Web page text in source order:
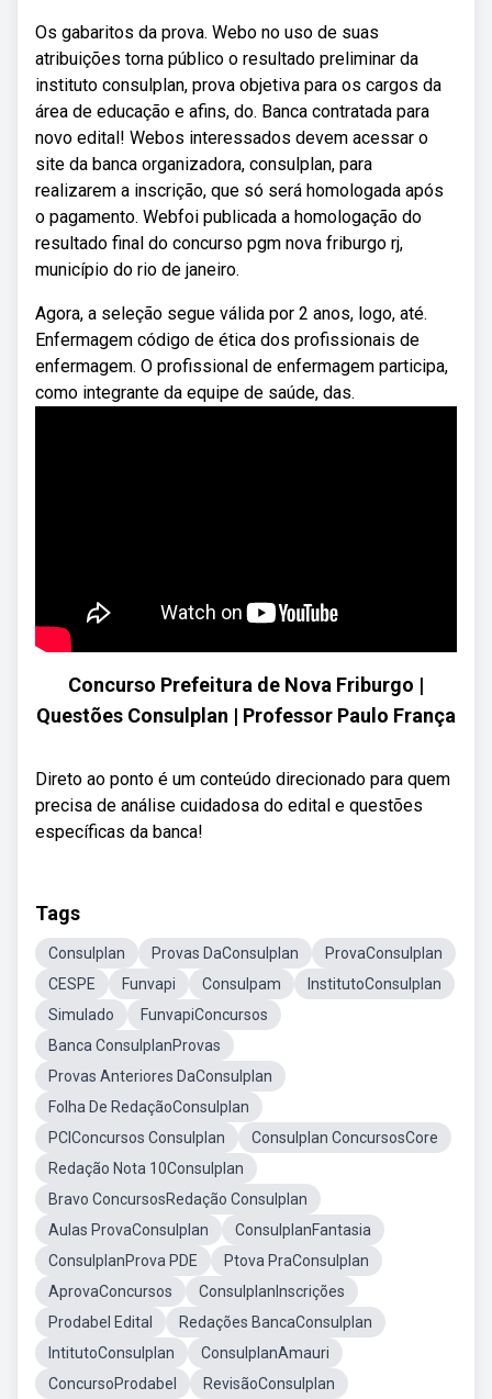
Os gabaritos da prova. Webo no uso de suas
atribuições torna público o resultado preliminar da
instituto consulplan, prova objetiva para os cargos da
área de educação e afins, do. Banca contratada para
novo edital! Webos interessados devem acessar o
site da banca organizadora, consulplan, para
realizarem a inscrição, que só será homologada após
o pagamento. Webfoi publicada a homologação do
resultado final do concurso pgm nova friburgo rj,
município do rio de janeiro.
Agora, a seleção segue válida por 2 anos, logo, até.
Enfermagem código de ética dos profissionais de
enfermagem. O profissional de enfermagem participa,
como integrante da equipe de saúde, das.
Concurso Prefeitura de Nova Friburgo |
Questões Consulplan | Professor Paulo França
Direto ao ponto é um conteúdo direcionado para quem
precisa de análise cuidadosa do edital e questões
específicas da banca!
Tags
Consulplan Provas DaConsulplan
ProvaConsulplan
CESPE
Funvapi Consulpam
InstitutoConsulplan
Simulado
FunvapiConcursos
Banca ConsulplanProvas
Provas Anteriores DaConsulplan
Folha De RedaçãoConsulplan
PCIConcursos Consulplan
Consulplan ConcursosCore
Redação Nota 10Consulplan
Bravo ConcursosRedação Consulplan
Aulas ProvaConsulplan
ConsulplanFantasia
ConsulplanProva PDE
Ptova PraConsulplan
AprovaConcursos
ConsulplanInscrições
Prodabel Edital
Redações BancaConsulplan
IntitutoConsulplan
ConsulplanAmauri
ConcursoProdabel
RevisãoConsulplan